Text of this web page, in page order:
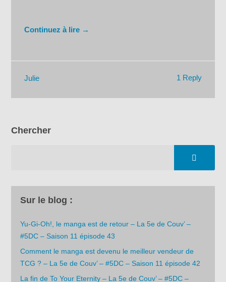
Continuez à lire →
1 Reply
Julie
Chercher
Sur le blog :
Yu-Gi-Oh!, le manga est de retour – La 5e de Couv’ –
#5DC – Saison 11 épisode 43
Comment le manga est devenu le meilleur vendeur de
TCG ? – La 5e de Couv’ – #5DC – Saison 11 épisode 42
La fin de To Your Eternity – La 5e de Couv’ – #5DC –